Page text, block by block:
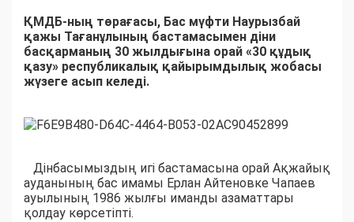
ҚМДБ-ның төрағасы, Бас мүфти Наурызбай
қажы Тағанұлының бастамасымен діни
басқарманың 30 жылдығына орай «30 құдық
қазу» республикалық қайырымдылық жобасы
жүзеге асып келеді.
Дінбасымыздың игі бастамасына орай Ақжайық
ауданының бас имамы Ерлан Айтеновке Чапаев
ауылының 1986 жылғы иманды азаматтары
қолдау көрсетіпті.